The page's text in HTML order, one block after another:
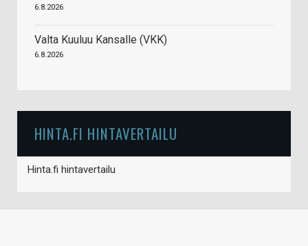
6.8.2026
Valta Kuuluu Kansalle (VKK)
6.8.2026
HINTA.FI HINTAVERTAILU
Hinta.fi hintavertailu